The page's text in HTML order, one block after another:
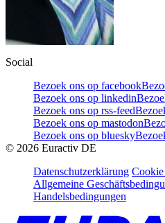
Social
Bezoek ons op facebook
Bezoek ons op linkedin
Bezoek ons op rss-feed
Bezoek ons op mastodon
Bezoek ons op bluesky
© 2026 Euractiv DE
Datenschutzerklärung
Allgemeine
Handelsbedingungen